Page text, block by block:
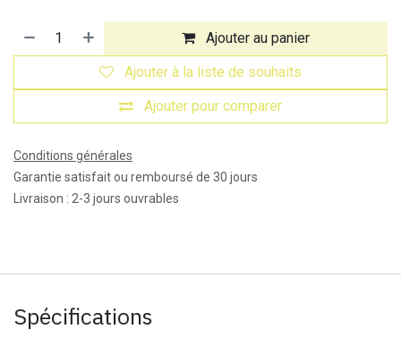
Ajouter au panier
Ajouter pour comparer
Ajouter à la liste de souhaits
Conditions générales
Garantie satisfait ou remboursé de 30 jours
Livraison : 2-3 jours ouvrables
Spécifications